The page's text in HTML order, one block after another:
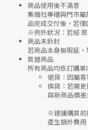
商品使用後不滿意
集雅社專櫃與門市屬
品完成交付後，若
※例外狀況：若經
商品未拆封
若商品本身無瑕疵，
買錯商品
所有商品均依訂購單
退貨 ：因屬
換貨 ：若需
與新商品價
※建議購買前
產生額外費用